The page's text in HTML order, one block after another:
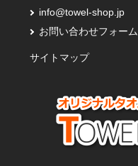
info@towel-shop.jp
お問い合わせフォーム
サイトマップ